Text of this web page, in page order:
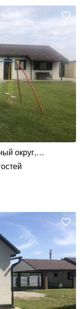
округ,
Новая Ляча, 16